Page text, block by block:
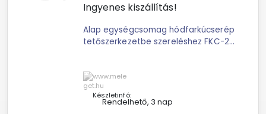
Ingyenes kiszállítás!
Alap egységcsomag hódfarkúcserép
tetőszerkezetbe szereléshez FKC-2S
Készletinfó:
Rendelhető, 3 nap